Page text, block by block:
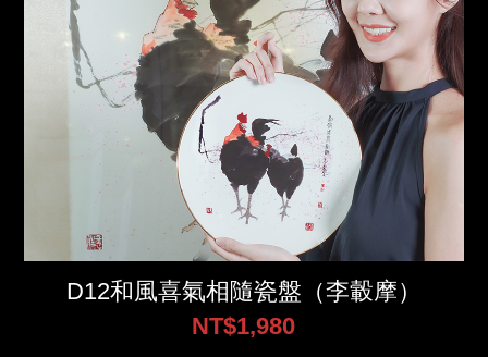
D12和風喜氣相隨瓷盤（李轂摩）
NT$1,980